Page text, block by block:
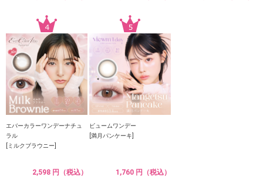
エバーカラーワンデーナチュ
ラル
[ミルクブラウニー]
2,598 円（税込）
ビュームワンデー
[満月パンケーキ]
1,760 円（税込）